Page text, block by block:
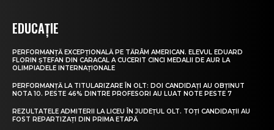
EDUCAȚIE
PERFORMANȚĂ EXCEPȚIONALĂ PE TĂRÂM AMERICAN. ELEVUL EDUARD
FLORIN ȘTEFAN DIN CARACAL A CUCERIT CINCI MEDALII DE AUR LA
OLIMPIADELE INTERNAȚIONALE
PERFORMANȚĂ LA TITULARIZARE ÎN OLT: DOI CANDIDAȚI AU OBȚINUT
NOTA 10. PESTE 46% DINTRE PROFESORI AU LUAT NOTE PESTE 7
REZULTATELE ADMITERII LA LICEU ÎN JUDEȚUL OLT. TOȚI CANDIDAȚII AU
FOST REPARTIZAȚI DIN PRIMA ETAPĂ